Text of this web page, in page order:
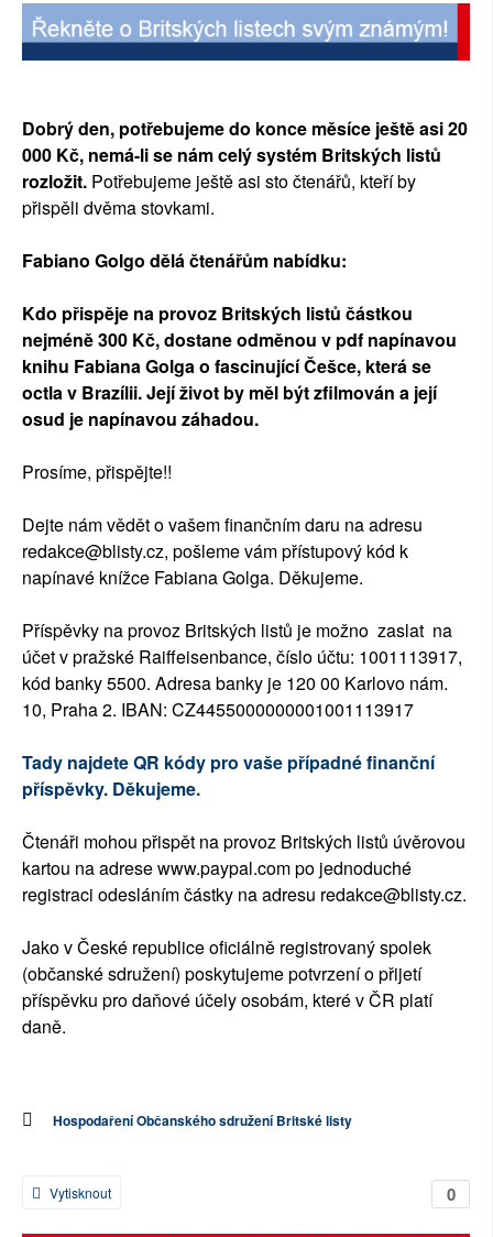
Dobrý den, potřebujeme do konce měsíce ještě asi 20
000 Kč, nemá-li se nám celý systém Britských listů
rozložit. Potřebujeme ještě asi sto čtenářů, kteří by
přispěli dvěma stovkami.
Fabiano Golgo dělá čtenářům nabídku:
Kdo přispěje na provoz Britských listů částkou
nejméně 300 Kč, dostane odměnou v pdf napínavou
knihu Fabiana Golga o fascinující Češce, která se
octla v Brazílii. Její život by měl být zfilmován a její
osud je napínavou záhadou.
Prosíme, přispějte!!
Dejte nám vědět o vašem finančním daru na adresu
redakce@blisty.cz, pošleme vám přístupový kód k
napínavé knížce Fabiana Golga. Děkujeme.
Příspěvky na provoz Britských listů je možno zaslat na
účet v pražské Raiffeisenbance, číslo účtu: 1001113917,
kód banky 5500. Adresa banky je 120 00 Karlovo nám.
10, Praha 2. IBAN: CZ4455000000001001113917
Tady najdete QR kódy pro vaše případné finanční
příspěvky. Děkujeme.
Čtenáři mohou přispět na provoz Britských listů úvěrovou
kartou na adrese www.paypal.com po jednoduché
registraci odesláním částky na adresu redakce@blisty.cz.
Jako v České republice oficiálně registrovaný spolek
(občanské sdružení) poskytujeme potvrzení o přijetí
příspěvku pro daňové účely osobám, které v ČR platí
daně.
Hospodaření Občanského sdružení Britské listy
0
Vytisknout